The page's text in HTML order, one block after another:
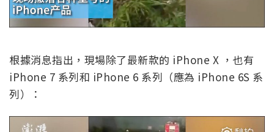
根據消息指出，現場除了最新款的 iPhone X ，也有
iPhone 7 系列和 iPhone 6 系列（應為 iPhone 6S 系
列）：